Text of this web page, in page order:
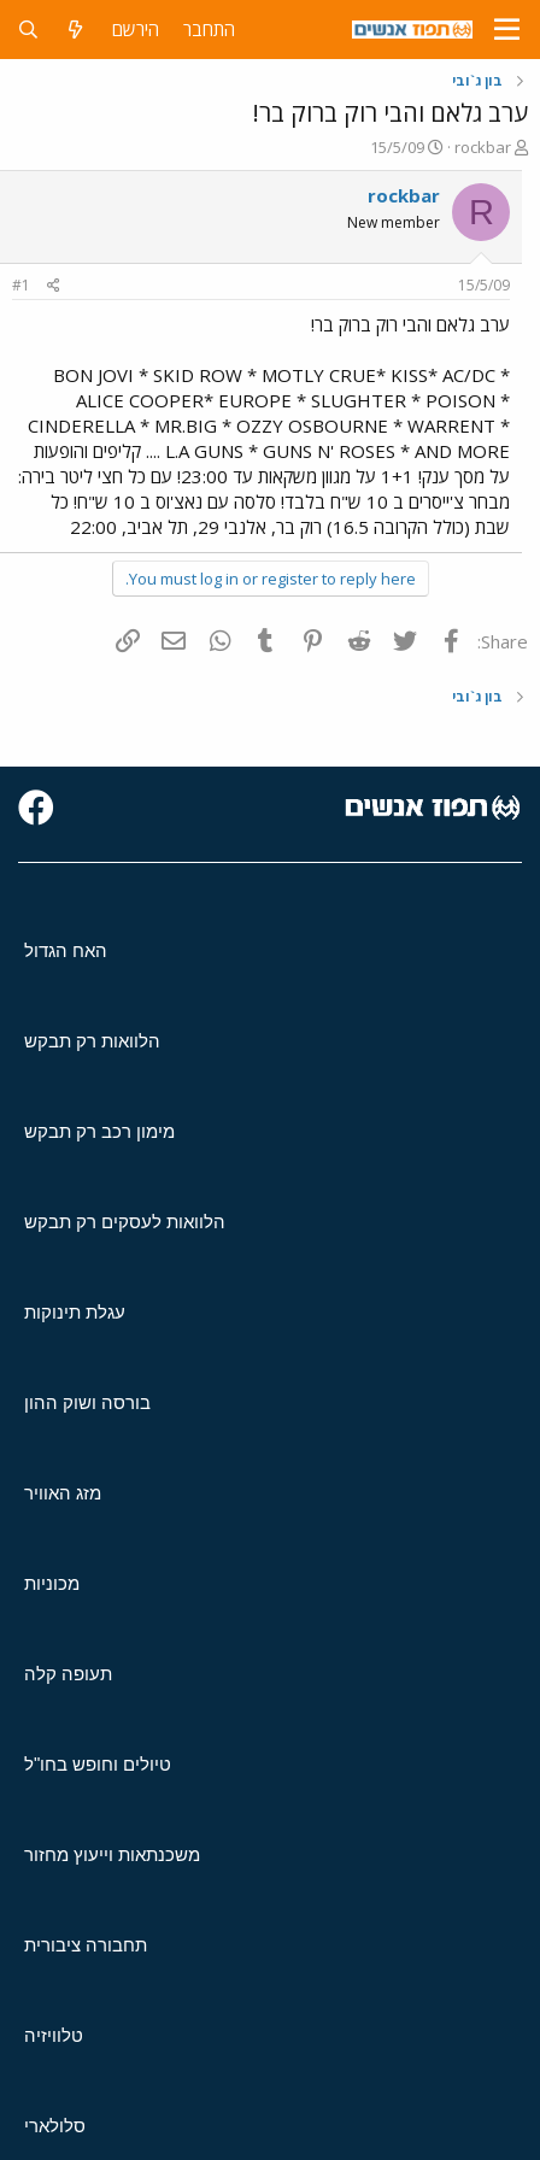
התחבר הירשם
בון ג`ובי
ערב גלאם והבי רוק ברוק בר!
פ
ו
ת
ח
ה
ו
ש
א
rockbar
פ
ו
ר
ס
ם
ר
15/5/09
R
rockbar
New member
15/5/09
#1
ערב גלאם והבי רוק ברוק בר!
BON JOVI * SKID ROW * MOTLY CRUE* KISS* AC/DC *
ALICE COOPER* EUROPE * SLUGHTER * POISON *
CINDERELLA * MR.BIG * OZZY OSBOURNE * WARRENT *
L.A GUNS * GUNS N' ROSES * AND MORE .... קליפים והופעות
על מסך ענק! 1+1 על מגוון משקאות עד 23:00! עם כל חצי ליטר בירה:
מבחר צ'ייסרים ב 10 ש"ח בלבד! סלסה עם נאצ'וס ב 10 ש"ח! כל
שבת (כולל הקרובה 16.5) רוק בר, אלנבי 29, תל אביב, 22:00
You must log in or register to reply here.
Share: פייסבוק Twitter
Reddit
Pinterest
Tumblr
WhatsAppדואר אלקטרוני
בון ג`ובי
האח הגדול
הלוואות רק תבקש
מימון רכב רק תבקש
הלוואות לעסקים רק תבקש
עגלת תינוקות
בורסה ושוק ההון
מזג האוויר
מכוניות
תעופה קלה
טיולים וחופש בחו"ל
משכנתאות וייעוץ מחזור
תחבורה ציבורית
טלוויזיה
סלולארי